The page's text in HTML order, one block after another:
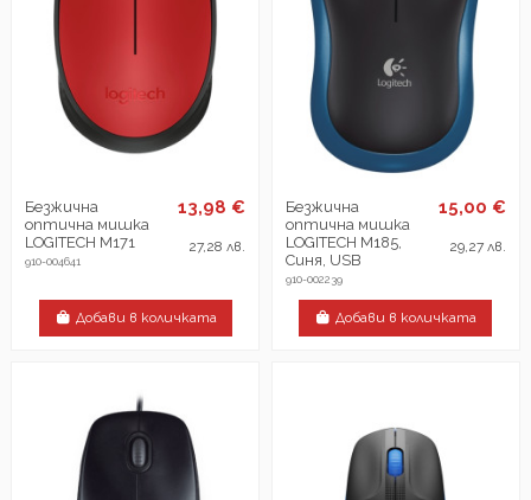
Безжична
оптична мишка
LOGITECH M171
910-004641
13,98 €
27,28 лв.
Добави в количката
Безжична
оптична мишка
LOGITECH M185,
Синя, USB
910-002239
15,00 €
29,27 лв.
Добави в количката